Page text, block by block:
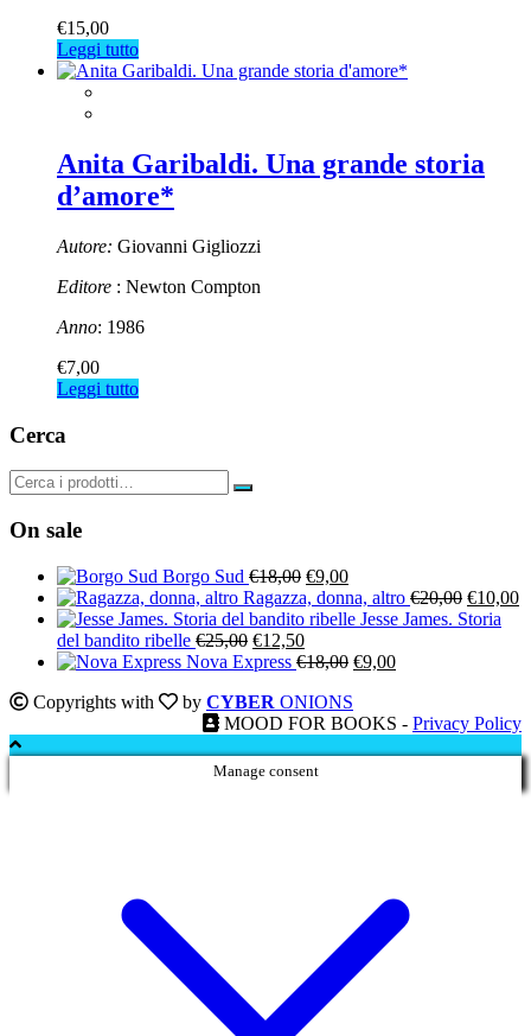
€15,00
Leggi tutto
Anita Garibaldi. Una grande storia
d’amore*
Autore: Giovanni Gigliozzi
Editore : Newton Compton
Anno: 1986
€7,00
Leggi tutto
Cerca
On sale
Borgo Sud €18,00 Il
prezzo
originale
€18,00.
€9,00Il
prezzo
attuale
€9,00.
Ragazza, donna, altro €20,00 Il
prezzo
€10,00Il
Jesse James. Storia
del bandito ribelle €25,00 Il
prezzo
era:
€25,00.
€12,50Il
prezzo
è:
€12,50.
Nova Express €18,00 Il
era:
€9,00Il
è:
Copyrights with by CYBER ONIONS
MOOD FOR BOOKS - Privacy Policy
Manage consent